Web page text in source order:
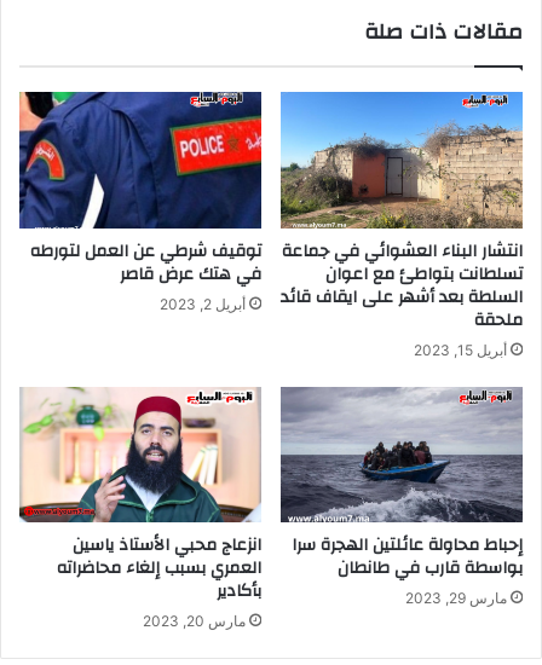
مقالات ذات صلة
انتشار البناء العشوائي في جماعة
تسلطانت بتواطئ مع اعوان
السلطة بعد أشهر على ايقاف قائد
ملحقة
أبريل 15, 2023
توقيف شرطي عن العمل لتورطه
في هتك عرض قاصر
أبريل 2, 2023
إحباط محاولة عائلتين الهجرة سرا
بواسطة قارب في طانطان
مارس 29, 2023
انزعاج محبي الأستاذ ياسين
العمري بسبب إلغاء محاضراته
بأكادير
مارس 20, 2023